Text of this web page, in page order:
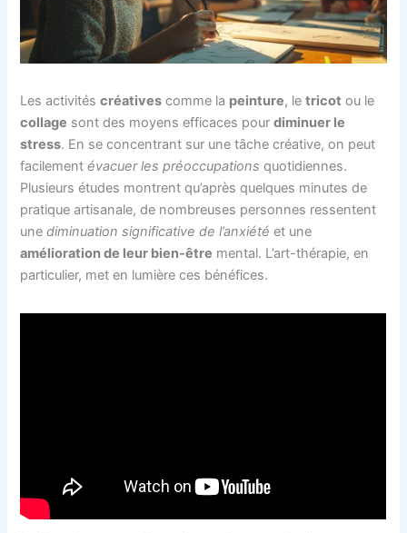
Les activitéscréatives comme la peinture, letricot ou le
collage sont des moyens efficaces pourdiminuer le
stress. En se concentrant sur une tâche créative, on peut
facilementévacuer les préoccupations quotidiennes.
Plusieurs études montrent qu’après quelques minutes de
pratique artisanale, de nombreuses personnes ressentent
unediminuation significative de l’anxiété et une
amélioration de leur bien-être mental. L’art-thérapie, en
particulier, met en lumière ces bénéfices.